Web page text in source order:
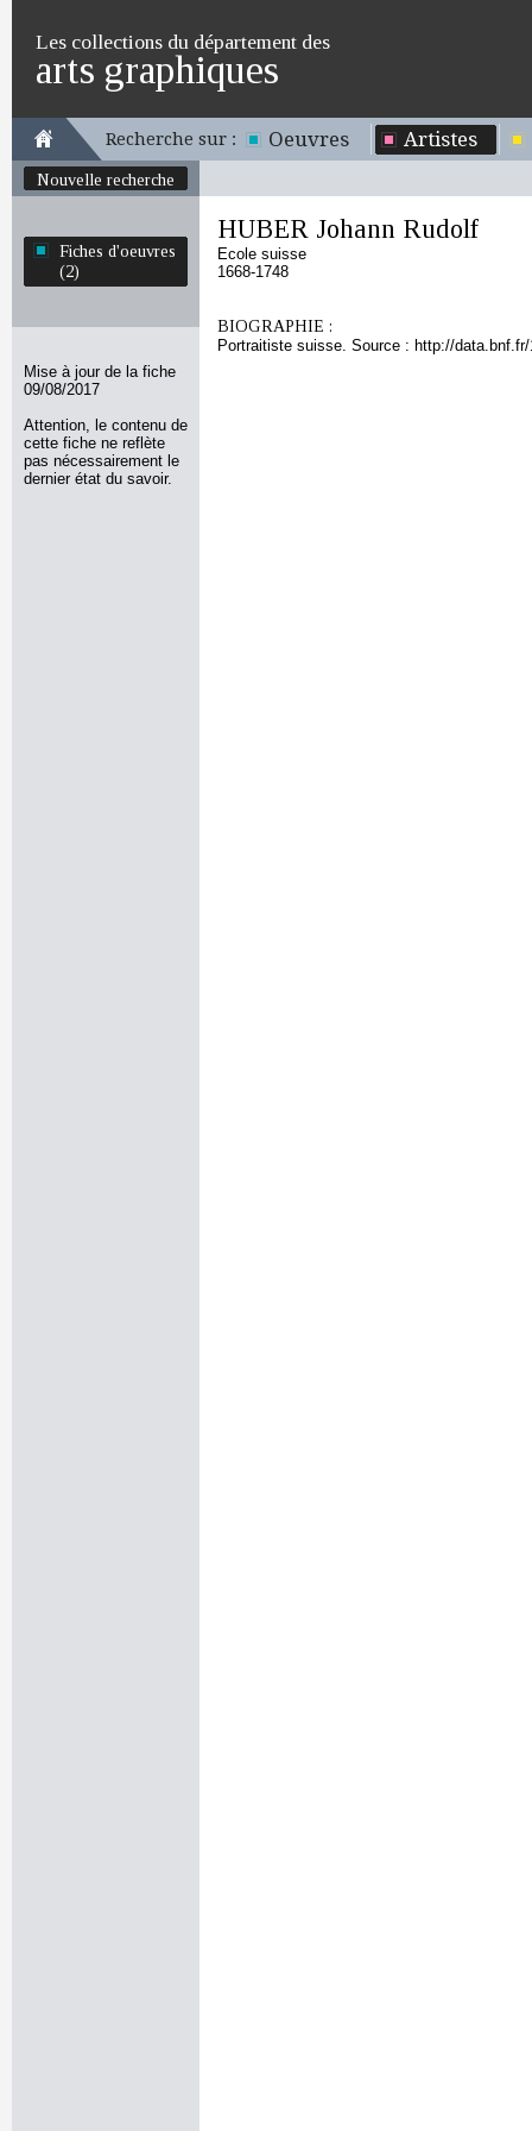
Les collections du département des
arts graphiques
Recherche sur : Oeuvres Artistes
Nouvelle recherche
Fiches d'oeuvres
(2)
Mise à jour de la fiche
09/08/2017
Attention, le contenu de
cette fiche ne reflète
pas nécessairement le
dernier état du savoir.
HUBER Johann Rudolf
Ecole suisse
1668-1748
BIOGRAPHIE :
Portraitiste suisse. Source : http://